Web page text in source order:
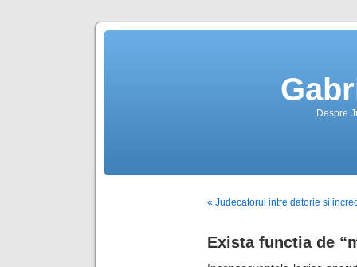
Despre
« Judecatorul intre datorie si
Exista functia de